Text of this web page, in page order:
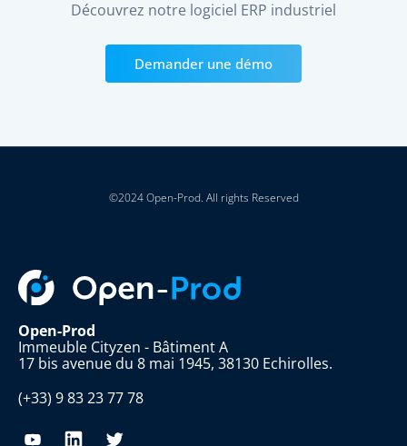
Découvrez notre logiciel ERP industriel
Demander une démo
©2024 Open-Prod. All rights Reserved
Open-Prod
Immeuble Cityzen - Bâtiment A
17 bis avenue du 8 mai 1945, 38130 Echirolles.
(+33) 9 83 23 77 78